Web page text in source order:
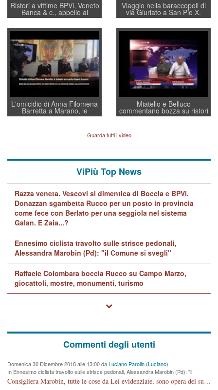
Ristori a vittime BPVi, Veneto
Banca & c., appello al
sottosegretario Alessio
Villarosa: per mettere ordine
convochi con Di Maio CNCU
a supporto della cabina di
regia al Mef
Viaggio nella baraccopoli di
via Giuriato a San Pio X.
Vicenza ai Vicentini: “faremo
un regalo di Natale ai
residenti”
L'omicidio di Anna Filomena
Barretta a Marano, le
indagini dei carabinieri di
quelle di... Barbara D'Urso
Miatello e Belluco
commentano bozza su ristori
BPVi e Veneto Banca
Guarda tutti i video
ViPiù Top News
Razza veneta. Vescovi si dimentica di Boccia e BPVi,
Donazzan sgambetta Rucco per un posto in provincia
come fece con Berlato per una seggiola nel sistema
Galan. E Zaia...?
Ennesimo ciclista travolto sulle strisce pedonali,
Alessandra Marobin (Pd): "il Comune si svegli"
Raffaele Colombara boccia Rucco su Campo Marzo,
giocattoli, mostre, monumenti, turismo
Commenti degli utenti
Domenica 30 Dicembre 2018 alle 13:00 daLuciano Parolin (Luciano)
In Ennesimo ciclista travolto sulle strisce pedonali, Alessandra Marobin (Pd): "il
Comune si svegli"
Consigliera Marobin, tutte le cose da Lei evidenziate, sono opera del suo ex Assessore e compagno di Partito Antonio Marco Dalla Pozza Assessore alla "progettazione" di piste ciclabili e altre porcherie. A lui manderei il conto da saldare per incidenti e danni alle persone. E' ora che "finiamola." Avete perso rassegnatevi. qui IL SINDACO RUCCO NON C'ENTRA PER NIENTE. CAPITO!!!!!!!! Amen.